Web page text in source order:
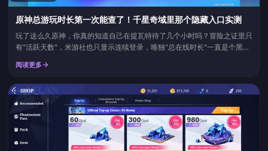
原神总游玩时长第一次能查了！千星奇域里那个隐藏入口实测
玩了这么久原神，你真的知道自己在提瓦特待了几个小时吗？冒险之证里只
有"活跃天数"，米游社也只显示连续登录，唯独"总在线时长"一直是个黑
接出结果。我自己测了一下，1154 小时，约合 48 天——说实话有点意
它和米游社活跃天数之间的对应关系都摊开讲一遍。
阅读更多